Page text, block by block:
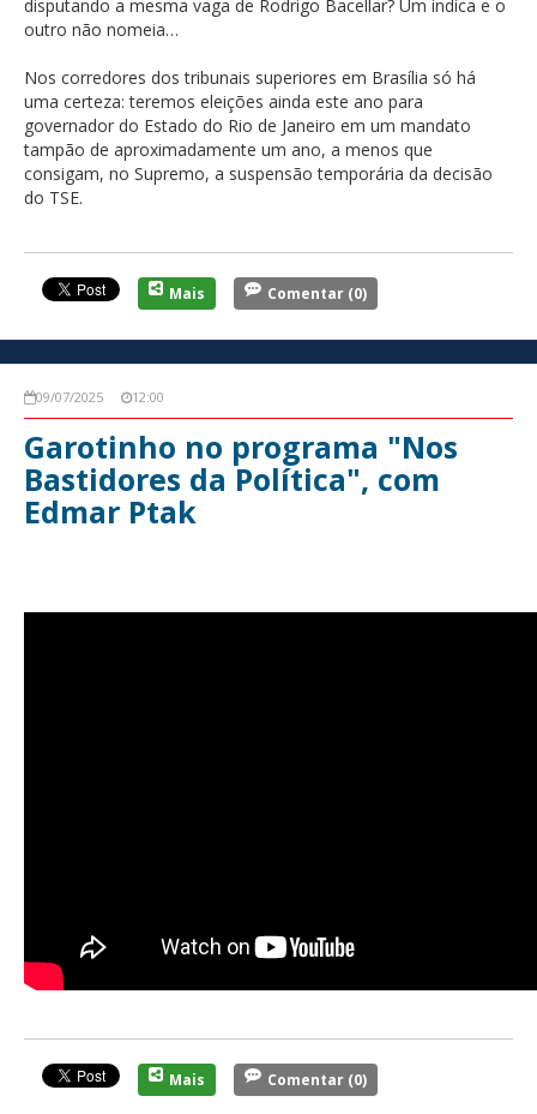
disputando a mesma vaga de Rodrigo Bacellar? Um indica e o
outro não nomeia…
Nos corredores dos tribunais superiores em Brasília só há
uma certeza: teremos eleições ainda este ano para
governador do Estado do Rio de Janeiro em um mandato
tampão de aproximadamente um ano, a menos que
consigam, no Supremo, a suspensão temporária da decisão
do TSE.
Mais Comentar (0)
09/07/2025 12:00
Garotinho no programa "Nos
Bastidores da Política", com
Edmar Ptak
Mais Comentar (0)